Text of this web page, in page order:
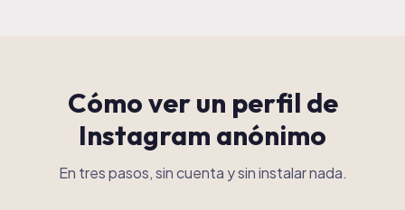
Cómo ver un perfil de
Instagram anónimo
En tres pasos, sin cuenta y sin instalar nada.